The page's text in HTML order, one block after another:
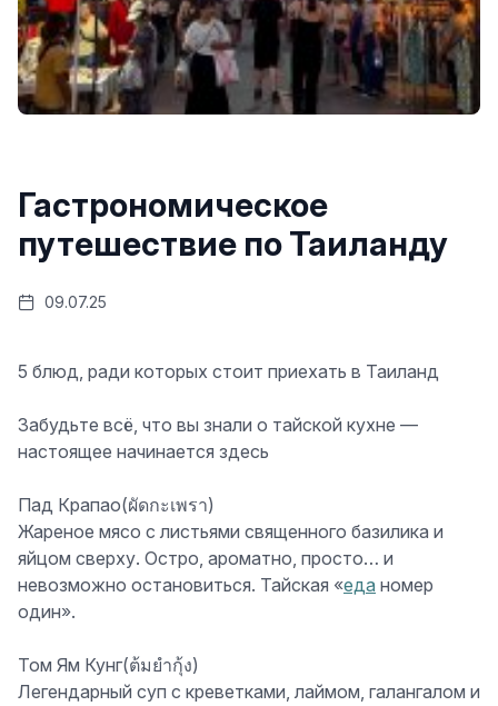
Гастрономическое
путешествие по Таиланду
09.07.25
5 блюд, ради которых стоит приехать в Таиланд
Забудьте всё, что вы знали о тайской кухне —
настоящее начинается здесь
Пад Крапао(ผัดกะเพรา)
Жареное мясо с листьями священного базилика и
яйцом сверху. Остро, ароматно, просто… и
невозможно остановиться. Тайская «еда номер
один».
Том Ям Кунг(ต้มยำกุ้ง)
Легендарный суп с креветками, лаймом, галангалом и